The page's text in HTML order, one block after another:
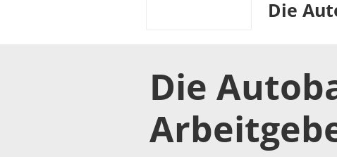
Die
Die